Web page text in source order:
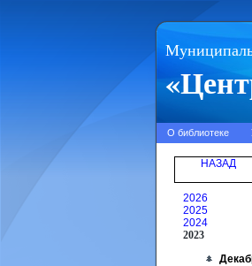
О библиотеке
НАЗАД
2026
2025
2024
2023